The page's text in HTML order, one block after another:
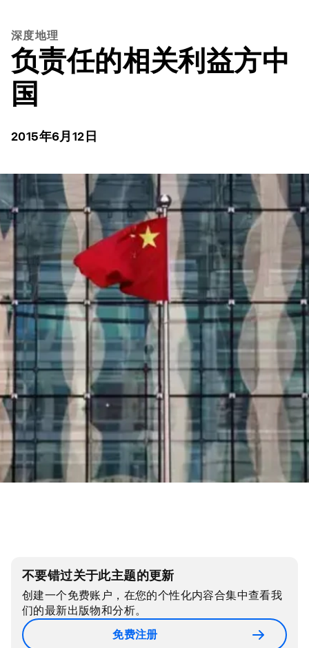
深度地理
负责任的相关利益方中
国
2015年6月12日
不要错过关于此主题的更新
创建一个免费账户，在您的个性化内容合集中查看我
们的最新出版物和分析。
免费注册